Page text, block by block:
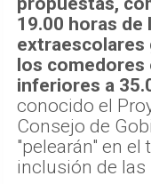
19.00 horas
extraescolares
los comedores
inferiores a
conocido el
Consejo de
"pelearán" en
inclusión de las